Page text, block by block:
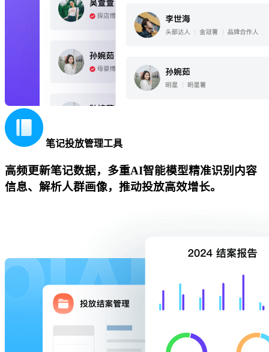
笔记投放管理工具
高频更新笔记数据，多重AI智能模型精准识别内容
信息、解析人群画像，推动投放高效增长。